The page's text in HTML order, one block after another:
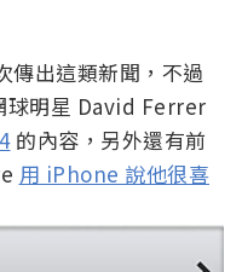
傳出這類新聞，不過
球明星 David Ferrer
的內容，另外還有前
用 iPhone 說他很喜